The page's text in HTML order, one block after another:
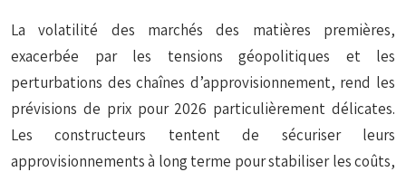
La volatilité des marchés des matières premières,
exacerbée par les tensions géopolitiques et les
perturbations des chaînes d’approvisionnement, rend les
prévisions de prix pour 2026 particulièrement délicates.
Les constructeurs tentent de sécuriser leurs
approvisionnements à long terme pour stabiliser les coûts,